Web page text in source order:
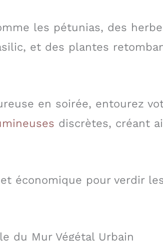
les pétunias, des
et des plantes
en soirée, entourez
discrètes, créant
économique pour verdir
du Mur Végétal Urbain